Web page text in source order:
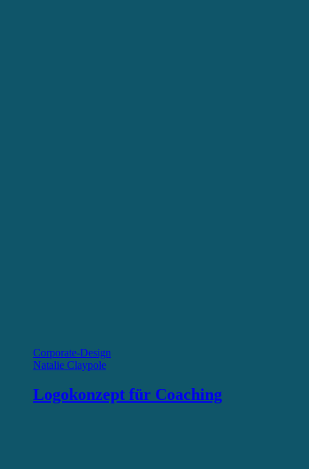
Corporate-Design
Natalie Claypole
Logokonzept für Coaching